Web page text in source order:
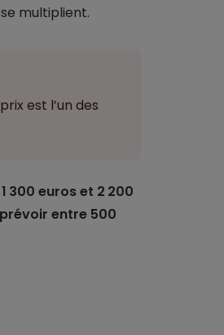
multiplient.
est l’un des
300 euros et 2 200
entre 500